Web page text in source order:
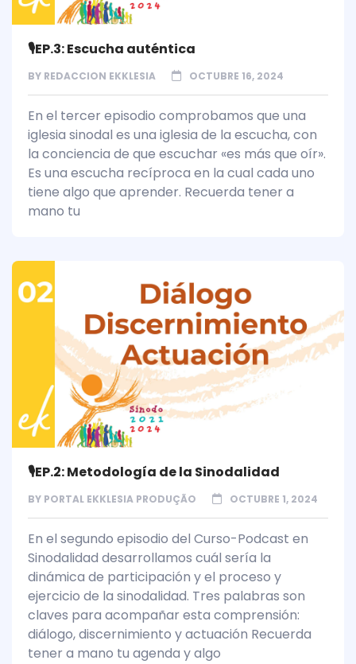
🎙️EP.3: Escucha auténtica
BY REDACCION EKKLESIA OCTUBRE 16, 2024
En el tercer episodio comprobamos que una
iglesia sinodal es una iglesia de la escucha, con
la conciencia de que escuchar «es más que oír».
Es una escucha recíproca en la cual cada uno
tiene algo que aprender. Recuerda tener a
mano tu
🎙️EP.2: Metodología de la Sinodalidad
BY PORTAL EKKLESIA PRODUÇÃO OCTUBRE 1, 2024
En el segundo episodio del Curso-Podcast en
Sinodalidad desarrollamos cuál sería la
dinámica de participación y el proceso y
ejercicio de la sinodalidad. Tres palabras son
claves para acompañar esta comprensión:
diálogo, discernimiento y actuación Recuerda
tener a mano tu agenda y algo